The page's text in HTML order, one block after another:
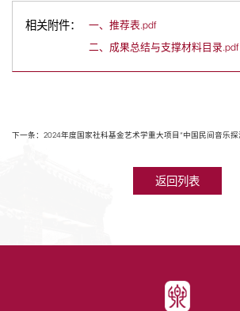
相关附件：
一、推荐表.pdf
二、成果总结与支撑材料目录.pdf
返回列表